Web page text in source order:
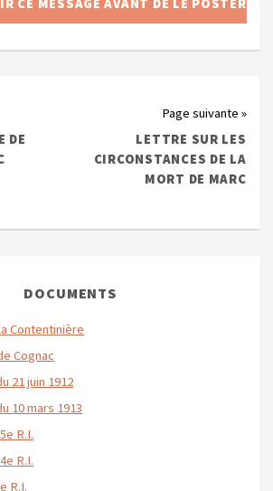
DOCUMENTS
Contentinière
Cognac
21 juin 1912
10 mars 1913
R.I.
R.I.
R.I.
DE
Page suivante »
LETTRE SUR LES
CIRCONSTANCES DE LA
MORT DE MARC